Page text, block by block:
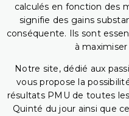
calculés en fonction des
signifie des gains
conséquente. Ils sont
à
Notre site, dédié aux
vous propose la
résultats PMU de toutes
Quinté du jour ainsi que